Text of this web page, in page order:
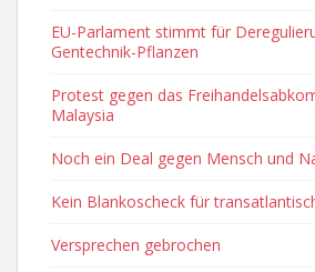
EU-Parlament stimmt für
Gentechnik-Pflanzen
Protest gegen das
Malaysia
Noch ein Deal gegen Mensch und
Kein Blankoscheck für
Versprechen gebrochen